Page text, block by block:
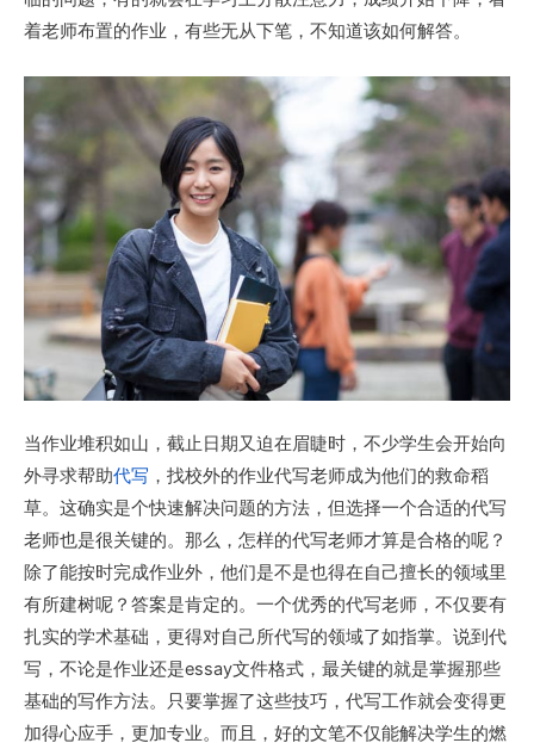
着老师布置的作业，有些无从下笔，不知道该如何解答。
当作业堆积如山，截止日期又迫在眉睫时，不少学生会开始向
外寻求帮助代写 ，找校外的作业代写老师成为他们的救命稻
草。这确实是个快速解决问题的方法，但选择一个合适的代写
老师也是很关键的。那么，怎样的代写老师才算是合格的呢？
除了能按时完成作业外，他们是不是也得在自己擅长的领域里
有所建树呢？答案是肯定的。一个优秀的代写老师，不仅要有
扎实的学术基础，更得对自己所代写的领域了如指掌。说到代
写，不论是作业还是essay文件格式，最关键的就是掌握那些
基础的写作方法。只要掌握了这些技巧，代写工作就会变得更
加得心应手，更加专业。而且，好的文笔不仅能解决学生的燃